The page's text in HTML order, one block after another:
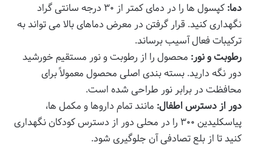
دما:
کپسول ها را در دمای کمتر از ۳۰ درجه سانتی گراد
نگهداری کنید. قرار گرفتن در معرض دماهای بالا می تواند به
ترکیبات فعال آسیب برساند.
رطوبت و نور: محصول را از رطوبت و نور مستقیم خورشید
دور نگه دارید. بسته بندی اصلی محصول معمولاً برای
محافظت در برابر نور طراحی شده است.
دور از دسترس اطفال: مانند تمام داروها و مکمل ها،
پیاسکلیدین ۳۰۰ را در محلی دور از دسترس کودکان نگهداری
کنید تا از بلع تصادفی آن جلوگیری شود.